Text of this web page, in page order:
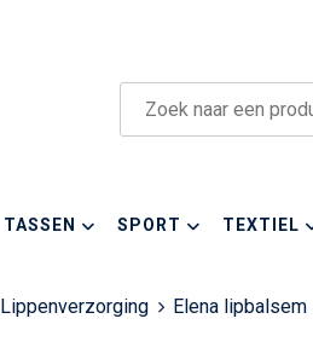
TASSEN SPORT TEXTIEL
Lippenverzorging Elena lipbalsem